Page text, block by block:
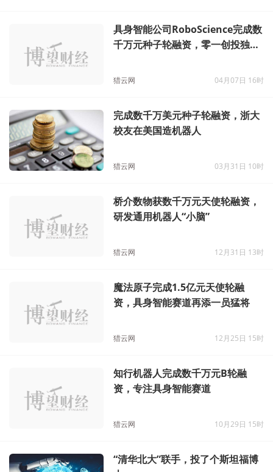
具身智能公司RoboScience完成数
千万元种子轮融资，零一创投独家
猎云网 04月07日 16时
完成数千万美元种子轮融资，浙大
校友在美国造机器人
猎云网 03月31日 10时
桥介数物获数千万元天使轮融资，
研发通用机器人“小脑”
猎云网 12月31日 13时
魔法原子完成1.5亿元天使轮融
资，具身智能赛道再添一员猛将
猎云网 12月25日 15时
知行机器人完成数千万元B轮融
资，专注具身智能赛道
猎云网 10月29日 15时
“清华北大”联手，投了个斯坦福博